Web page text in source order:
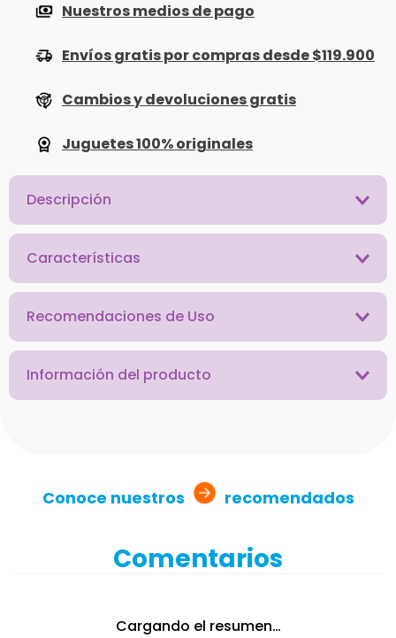
Nuestros medios de pago
Envíos gratis por compras desde $119.900
Cambios y devoluciones gratis
Juguetes 100% originales
Descripción
Características
Recomendaciones de Uso
Información del producto
Conoce nuestros recomendados
Comentarios
Cargando el resumen…